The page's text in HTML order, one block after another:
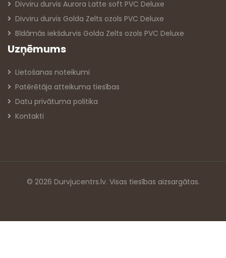
Divviru durvis Aurora Latte soft PVC Deluxe
Divviru durvis Golda Zelts ozols PVC Deluxe
Bīdāmās iekšdurvis Golda Zelts ozols PVC Deluxe
Uzņēmums
Lietošanas noteikumi
Patērētāja atteikuma tiesības
Datu privātuma politika
Kontakti
© 2026 Durvjucentrs.lv. Visas tiesības aizsargātas.